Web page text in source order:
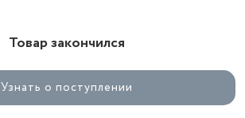
Товар закончился
Узнать о поступлении